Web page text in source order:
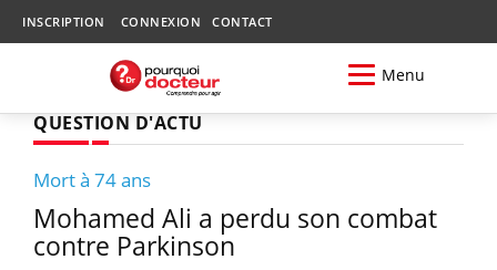
INSCRIPTION CONNEXION CONTACT
Menu
QUESTION D'ACTU
Mort à 74 ans
Mohamed Ali a perdu son combat
contre Parkinson